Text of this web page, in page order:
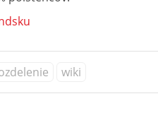
wiki